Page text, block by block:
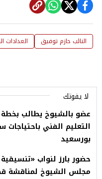
النائب حازم توفيق العدادات
لا يفوتك
عضو بالشيوخ يطالب بخطة
التعليم الفني
بورسعيد
حضور بارز لنواب
مجلس الشيوخ لمناقشة